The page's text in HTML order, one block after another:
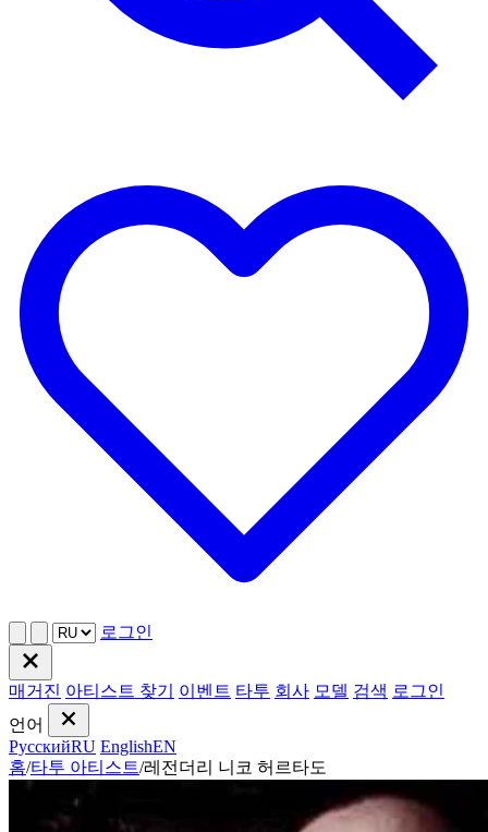
로그인
매거진 아티스트 찾기 이벤트 타투 회사 모델 검색 로그인
언어
РусскийRU EnglishEN
홈/타투 아티스트/레전더리 니코 허르타도